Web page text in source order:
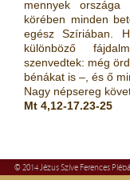
mennyek
körében minden
egész Szíriában.
különböző
szenvedtek: még
bénákat is –, és ő
Nagy népsereg
Mt 4,12-17.23-25
© 2014 Jézus Szíve Ferences